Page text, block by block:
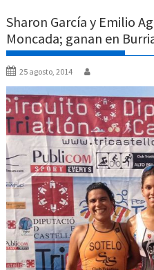
Sharon García y Emilio
Moncada; ganan en
25 agosto, 2014